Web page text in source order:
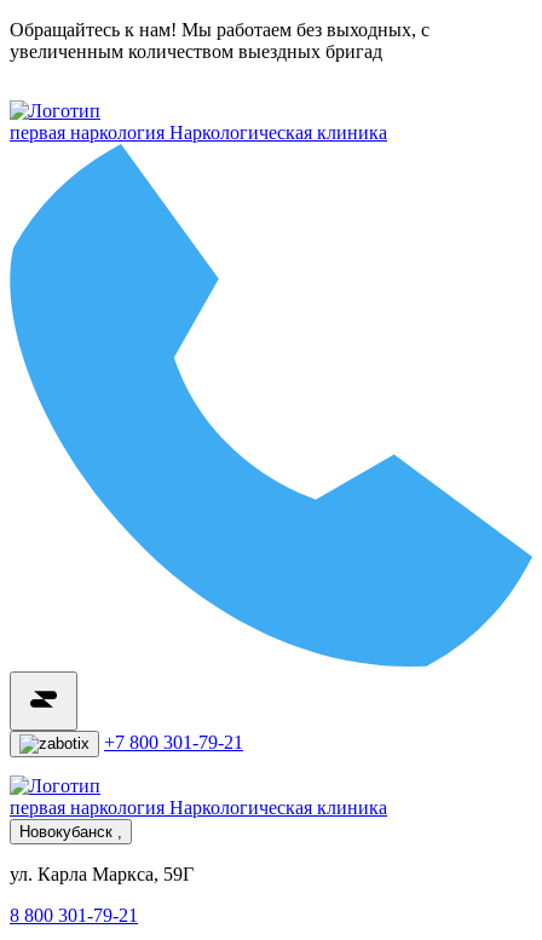
Обращайтесь к нам! Мы работаем без выходных, с
увеличенным количеством выездных бригад
первая наркология Наркологическая клиника
+7 800 301-79-21
первая наркология Наркологическая клиника
Новокубанск ,
ул. Карла Маркса, 59Г
8 800 301-79-21